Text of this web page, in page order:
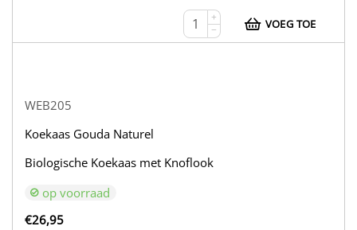
+
−
VOEG TOE
WEB205
Koekaas Gouda Naturel
Biologische Koekaas met Knoflook
op voorraad
€26,95